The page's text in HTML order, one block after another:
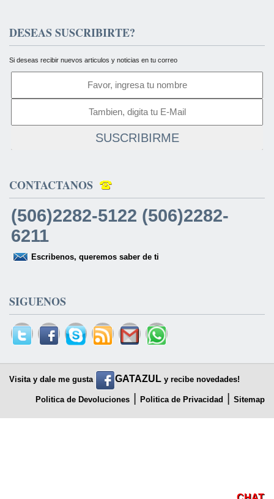
DESEAS SUSCRIBIRTE?
Si deseas recibir nuevos articulos y noticias en tu correo
SUSCRIBIRME
CONTACTANOS
(506)2282-5122 (506)2282-
6211
Escribenos, queremos saber de ti
SIGUENOS
Visita y dale me gusta GATAZUL y recibe novedades!
Politica de Devoluciones | Politica de Privacidad | Sitemap